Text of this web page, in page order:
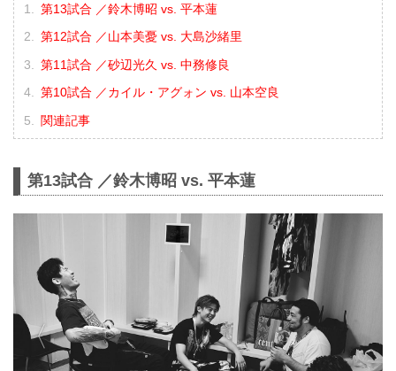
第13試合 ／鈴木博昭 vs. 平本蓮
第12試合 ／山本美憂 vs. 大島沙緒里
第11試合 ／砂辺光久 vs. 中務修良
第10試合 ／カイル・アグォン vs. 山本空良
関連記事
第13試合 ／鈴木博昭 vs. 平本蓮